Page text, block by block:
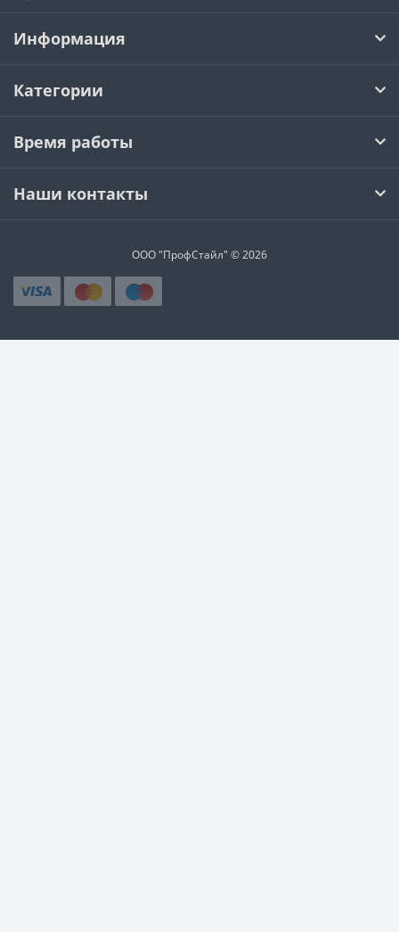
Информация
Категории
Время работы
Наши контакты
ООО "ПрофСтайл" © 2026